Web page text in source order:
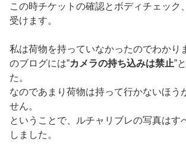
この時チケットの確認とボディチェック
受けます。
私は荷物を持っていなかったのでわかり
のブログには”カメラの持ち込みは禁止”
た。
なのであまり荷物は持って行かないほう
せん。
ということで、ルチャリブレの写真はす
しました。